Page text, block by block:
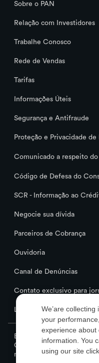
Sobre o PAN
Relação com Investidores
Trabalhe Conosco
Rede de Vendas
Tarifas
Informações Úteis
Segurança e Antifraude
Proteção e Privacidade de
Comunicado a respeito
Código de Defesa do
SCR - Informação ao
Negocie sua dívida
Parceiros de Cobrança
Ouvidoria
Canal de Denúncias
Contato exclusivo para
Leilões de Créditos
Banco PAN S.A. (“PAN”),
CNPJ nº 59.285.411/
nº 1.374, 16º andar, Bela
We’are
your
experience about
information. You
using our site